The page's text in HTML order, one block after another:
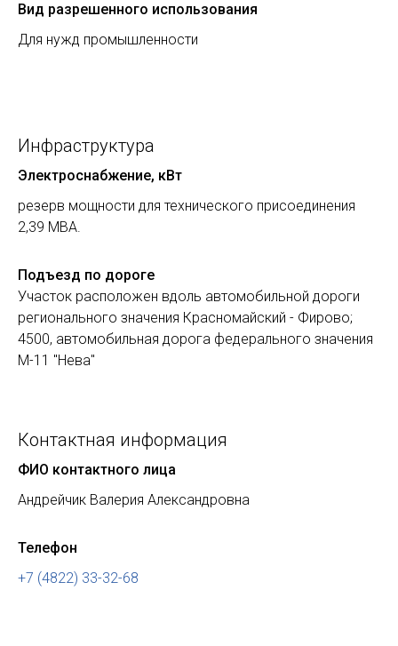
Вид разрешенного использования
Для нужд промышленности
Инфраструктура
Электроснабжение, кВт
резерв мощности для технического присоединения
2,39 МВА.
Подъезд по дороге
Участок расположен вдоль автомобильной дороги
регионального значения Красномайский - Фирово;
4500, автомобильная дорога федерального значения
М-11 "Нева"
Контактная информация
ФИО контактного лица
Андрейчик Валерия Александровна
Телефон
+7 (4822) 33-32-68